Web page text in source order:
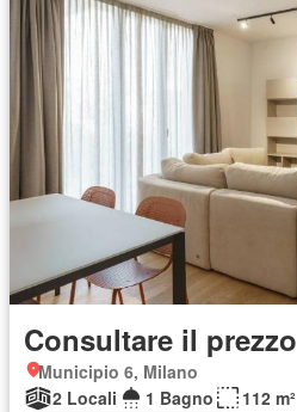
Consultare il prezzo
Municipio 6, Milano
2 Locali
1 Bagno
112 m²